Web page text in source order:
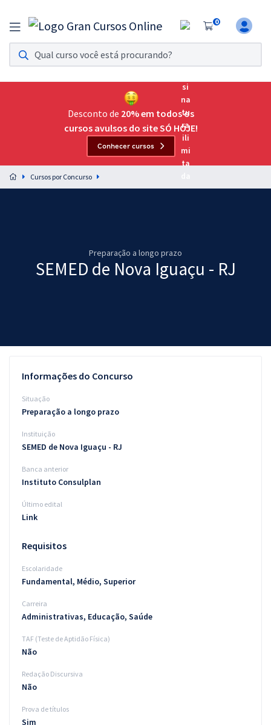
0
Assinatura Ilimitada 11
Acesso a todos os cursos. Teste grátis por 7 dias!
Assinatura OAB Até Passar
Acesso ilimitado a toda preparação para o Exame da
Preparação completa e intensiva para as principais
residências em saúde do Brasil
Questões grátis
Blog
Aprovados
Atendimento
Desconto de 20% em todos os
cursos avulsos do site SÓ HOJE!
Conhecer cursos
Cursos por Concurso
Preparação a longo prazo
SEMED de Nova Iguaçu - RJ
Informações do Concurso
Situação
Preparação a longo prazo
Instituição
SEMED de Nova Iguaçu - RJ
Banca anterior
Instituto Consulplan
Último edital
Link
Requisitos
Escolaridade
Fundamental, Médio, Superior
Carreira
Administrativas, Educação, Saúde
TAF (Teste de Aptidão Física)
Não
Redação Discursiva
Não
Prova de títulos
Sim